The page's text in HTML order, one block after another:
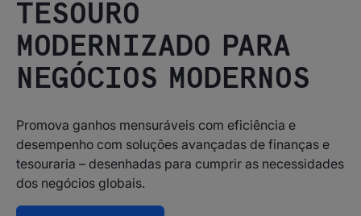
TESOURO
MODERNIZADO PARA
NEGÓCIOS MODERNOS
Promova ganhos mensuráveis com eficiência e
desempenho com soluções avançadas de finanças e
tesouraria – desenhadas para cumprir as necessidades
dos negócios globais.